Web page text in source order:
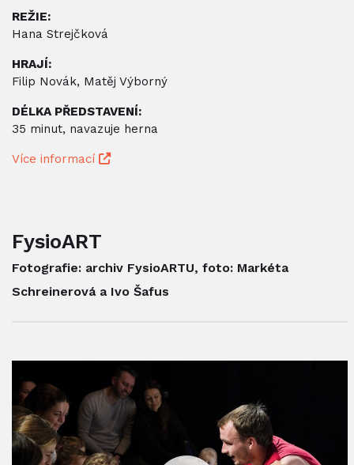
REŽIE:
Hana Strejčková
HRAJÍ:
Filip Novák, Matěj Výborný
DÉLKA PŘEDSTAVENÍ:
35 minut, navazuje herna
Více informací
FysioART
Fotografie: archiv FysioARTU, foto: Markéta
Schreinerová a Ivo Šafus